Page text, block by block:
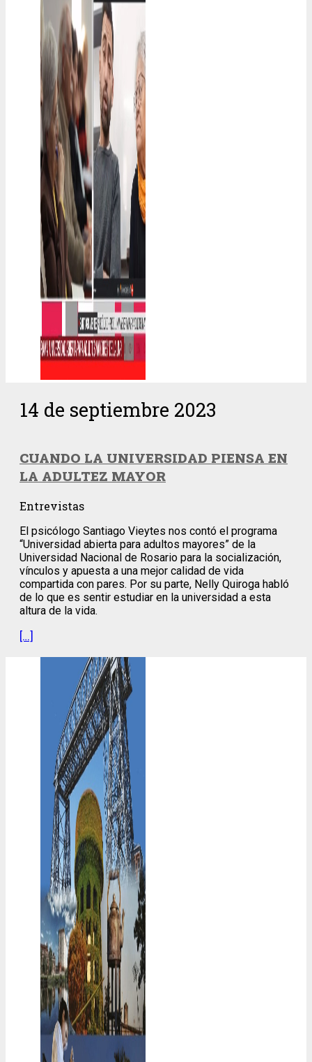
14 de septiembre 2023
CUANDO LA UNIVERSIDAD PIENSA EN
LA ADULTEZ MAYOR
Entrevistas
El psicólogo Santiago Vieytes nos contó el programa
“Universidad abierta para adultos mayores” de la
Universidad Nacional de Rosario para la socialización,
vínculos y apuesta a una mejor calidad de vida
compartida con pares. Por su parte, Nelly Quiroga habló
de lo que es sentir estudiar en la universidad a esta
altura de la vida.
[…]